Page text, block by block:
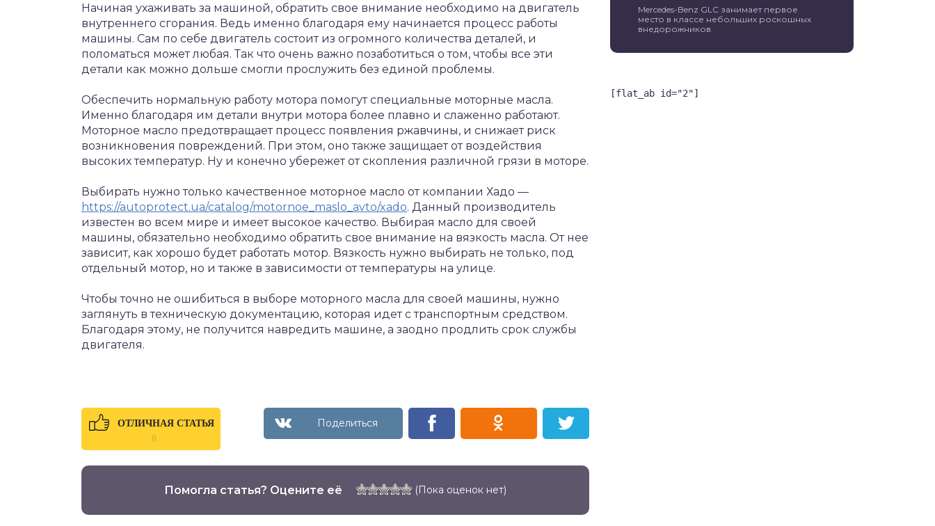
Начиная ухаживать за машиной, обратить свое внимание необходимо на двигатель
внутреннего сгорания. Ведь именно благодаря ему начинается процесс работы
машины. Сам по себе двигатель состоит из огромного количества деталей, и
поломаться может любая. Так что очень важно позаботиться о том, чтобы все эти
детали как можно дольше смогли прослужить без единой проблемы.
Обеспечить нормальную работу мотора помогут специальные моторные масла.
Именно благодаря им детали внутри мотора более плавно и слаженно работают.
Моторное масло предотвращает процесс появления ржавчины, и снижает риск
возникновения повреждений. При этом, оно также защищает от воздействия
высоких температур. Ну и конечно убережет от скопления различной грязи в моторе.
Выбирать нужно только качественное моторное масло от компании Хадо —
https://autoprotect.ua/catalog/motornoe_maslo_avto/xado. Данный производитель
известен во всем мире и имеет высокое качество. Выбирая масло для своей
машины, обязательно необходимо обратить свое внимание на вязкость масла. От нее
зависит, как хорошо будет работать мотор. Вязкость нужно выбирать не только, под
отдельный мотор, но и также в зависимости от температуры на улице.
Чтобы точно не ошибиться в выборе моторного масла для своей машины, нужно
заглянуть в техническую документацию, которая идет с транспортным средством.
Благодаря этому, не получится навредить машине, а заодно продлить срок службы
двигателя.
ОТЛИЧНАЯ СТАТЬЯ
0
Помогла статья? Оцените её (Пока оценок нет)
Mercedes-Benz GLC занимает первое
место в классе небольших роскошных
внедорожников.
[flat_ab id="2"]